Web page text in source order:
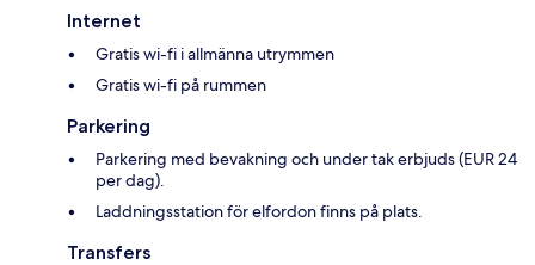
Internet
Gratis wi-fi i allmänna utrymmen
Gratis wi-fi på rummen
Parkering
Parkering med bevakning och under tak erbjuds (EUR 24
per dag).
Laddningsstation för elfordon finns på plats.
Transfers